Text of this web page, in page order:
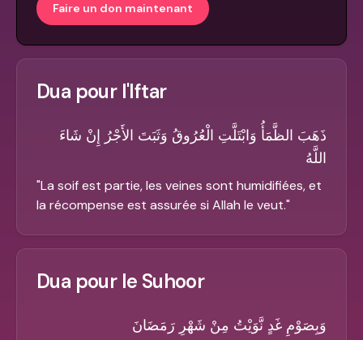
Faire un don maintenant
Dua pour l'Iftar
ذَهَبَ الظَّمَأُ وَابْتَلَّتِ الْعُرُوقُ وَثَبَتَ الأَجْرُ إِنْ شَاءَ
اللَّهُ
"La soif est partie, les veines sont humidifiées, et
la récompense est assurée si Allah le veut."
Dua pour le Suhoor
وَبِصَوْمِ غَدٍ نَّوَيْتُ مِنْ شَهْرِ رَمَضَانَ